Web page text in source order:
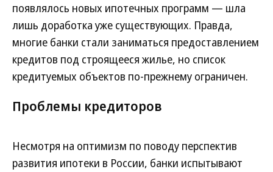
появлялось новых ипотечных программ — шла
лишь доработка уже существующих. Правда,
многие банки стали заниматься предоставлением
кредитов под строящееся жилье, но список
кредитуемых объектов по-прежнему ограничен.
Проблемы кредиторов
Несмотря на оптимизм по поводу перспектив
развития ипотеки в России, банки испытывают